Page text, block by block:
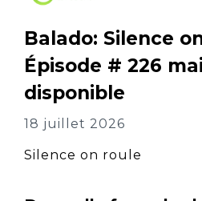
Balado: Silence
Épisode # 226
disponible
18 juillet 2026
Silence on roule